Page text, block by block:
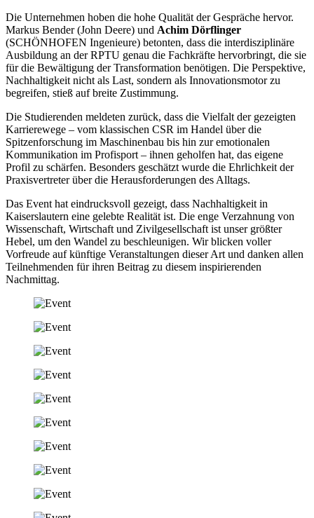
Die Unternehmen hoben die hohe Qualität der Gespräche hervor.
Markus Bender (John Deere) und Achim Dörflinger
(SCHÖNHOFEN Ingenieure) betonten, dass die interdisziplinäre
Ausbildung an der RPTU genau die Fachkräfte hervorbringt, die sie
für die Bewältigung der Transformation benötigen. Die Perspektive,
Nachhaltigkeit nicht als Last, sondern als Innovationsmotor zu
begreifen, stieß auf breite Zustimmung.
Die Studierenden meldeten zurück, dass die Vielfalt der gezeigten
Karrierewege – vom klassischen CSR im Handel über die
Spitzenforschung im Maschinenbau bis hin zur emotionalen
Kommunikation im Profisport – ihnen geholfen hat, das eigene
Profil zu schärfen. Besonders geschätzt wurde die Ehrlichkeit der
Praxisvertreter über die Herausforderungen des Alltags.
Das Event hat eindrucksvoll gezeigt, dass Nachhaltigkeit in
Kaiserslautern eine gelebte Realität ist. Die enge Verzahnung von
Wissenschaft, Wirtschaft und Zivilgesellschaft ist unser größter
Hebel, um den Wandel zu beschleunigen. Wir blicken voller
Vorfreude auf künftige Veranstaltungen dieser Art und danken allen
Teilnehmenden für ihren Beitrag zu diesem inspirierenden
Nachmittag.